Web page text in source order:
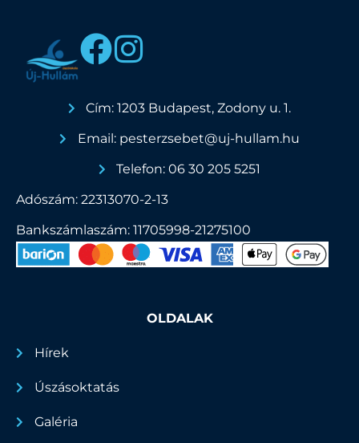
Cím: 1203 Budapest, Zodony u. 1.
Email: pesterzsebet@uj-hullam.hu
Telefon: 06 30 205 5251
Adószám: 22313070-2-13
Bankszámlaszám: 11705998-21275100
OLDALAK
Hírek
Úszásoktatás
Galéria